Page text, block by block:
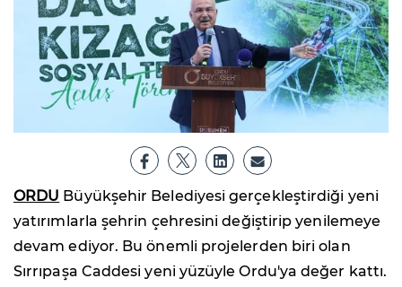
ORDU Büyükşehir Belediyesi gerçekleştirdiği yeni
yatırımlarla şehrin çehresini değiştirip yenilemeye
devam ediyor. Bu önemli projelerden biri olan
Sırrıpaşa Caddesi yeni yüzüyle Ordu'ya değer kattı.